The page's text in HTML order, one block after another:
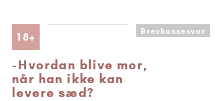
18+ Artikler anbefalet til 18+Brevkassesvar
-Hvordan blive mor,
når han ikke kan
levere sæd?